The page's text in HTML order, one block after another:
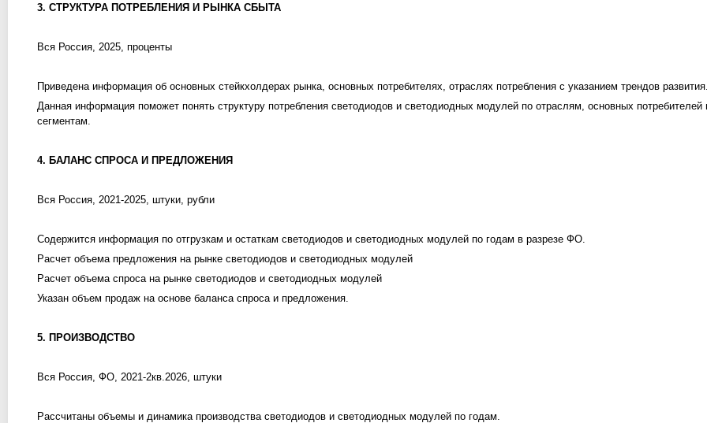
3. СТРУКТУРА ПОТРЕБЛЕНИЯ И РЫНКА СБЫТА
Вся Россия, 2025, проценты
Приведена информация об основных стейкхолдерах рынка, основных потребителях, отраслях потребления с указанием трендов
Данная информация поможет понять структуру потребления светодиодов и светодиодных модулей по отраслям, основных потребителей
сегментам.
4. БАЛАНС СПРОСА И ПРЕДЛОЖЕНИЯ
Вся Россия, 2021-2025, штуки, рубли
Содержится информация по отгрузкам и остаткам светодиодов и светодиодных модулей по годам в разрезе ФО.
Расчет объема предложения на рынке светодиодов и светодиодных модулей
Расчет объема спроса на рынке светодиодов и светодиодных модулей
Указан объем продаж на основе баланса спроса и предложения.
5. ПРОИЗВОДСТВО
Вся Россия, ФО, 2021-2кв.2026, штуки
Рассчитаны объемы и динамика производства светодиодов и светодиодных модулей по годам.